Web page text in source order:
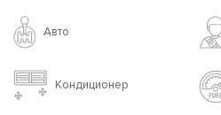
Авто
Кондиционер